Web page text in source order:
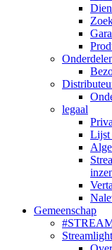
legaal
Lijst
Gemeenschap